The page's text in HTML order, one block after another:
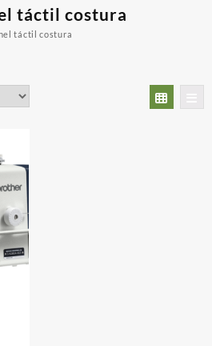
táctil costura
táctil costura